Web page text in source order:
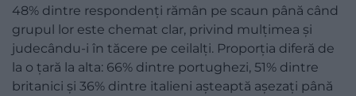
48% dintre respondenți rămân pe scaun până când
grupul lor este chemat clar, privind mulțimea și
judecându-i în tăcere pe ceilalți. Proporția diferă de
la o țară la alta: 66% dintre portughezi, 51% dintre
britanici și 36% dintre italieni așteaptă așezați până